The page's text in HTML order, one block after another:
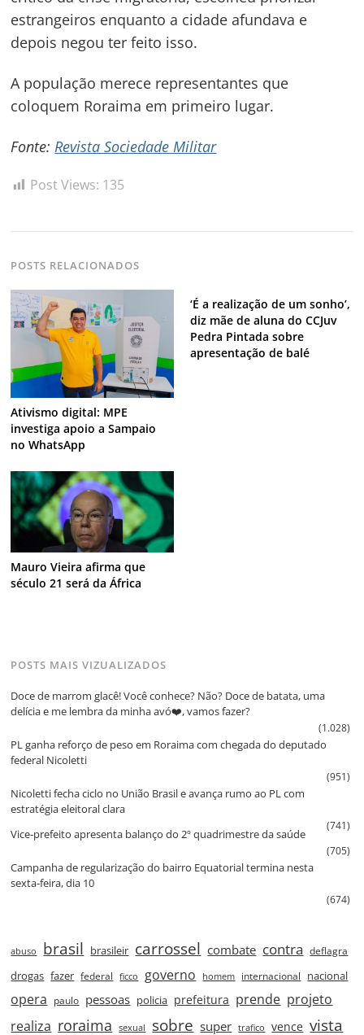
estrangeiros enquanto a cidade afundava e
depois negou ter feito isso.
A população merece representantes que
coloquem Roraima em primeiro lugar.
Fonte: Revista Sociedade Militar
Post Views: 135
POSTS RELACIONADOS
Ativismo digital: MPE
investiga apoio a Sampaio
no WhatsApp
‘É a realização de um sonho’,
diz mãe de aluna do CCJuv
Pedra Pintada sobre
apresentação de balé
Mauro Vieira afirma que
século 21 será da África
POSTS MAIS VIZUALIZADOS
Doce de marrom glacê! Você conhece? Não? Doce de batata, uma
delícia e me lembra da minha avó❤️, vamos fazer?
(1.028)
PL ganha reforço de peso em Roraima com chegada do deputado
federal Nicoletti
(951)
Nicoletti fecha ciclo no União Brasil e avança rumo ao PL com
estratégia eleitoral clara
(741)
Vice‑prefeito apresenta balanço do 2º quadrimestre da saúde
(705)
Campanha de regularização do bairro Equatorial termina nesta
sexta‑feira, dia 10
(674)
abuso brasil brasileir carrossel combate contra deflagra
drogas fazer federal ficco governo homem internacional nacional
opera paulo pessoas policia prefeitura prende projeto
realiza roraima sexual sobre super trafico vence vista